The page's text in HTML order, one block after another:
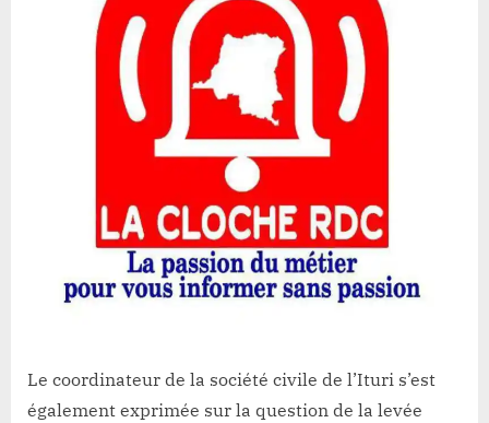
de
l’état
de
siège
est
pour
la
population(
Société
Le coordinateur de la société civile de l’Ituri s’est
également exprimée sur la question de la levée